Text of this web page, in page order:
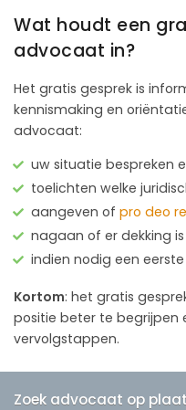
Wat houdt een
advocaat in?
Het gratis gesprek is
kennismaking en
advocaat:
uw situatie bespreken
toelichten welke
aangeven of pro deo
nagaan of er dekking
indien nodig een
Kortom: het gratis
positie beter te begrijpen
vervolgstappen.
Zoek advocaat op